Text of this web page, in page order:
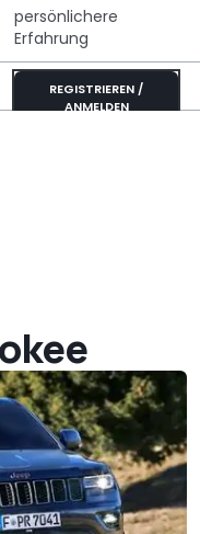
persönlichere
Erfahrung
REGISTRIEREN /
ANMELDEN